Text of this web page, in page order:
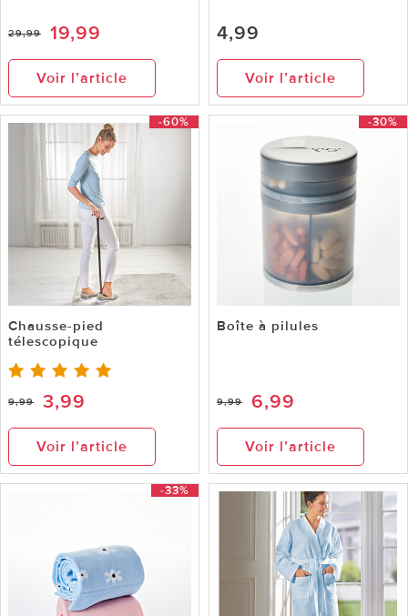
29,99 19,99
Voir l’article
4,99
Voir l’article
-60%
Chausse-pied
télescopique
9,99 3,99
Voir l’article
-30%
Boîte à pilules
9,99 6,99
Voir l’article
-33%